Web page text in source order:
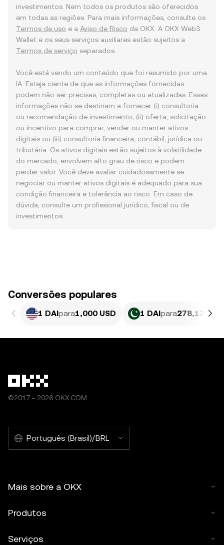
investimentos. Nem todos os produtos são oferecidos
em todas as regiões. Para mais informações, consulte os
Termos de uso e a Aviso de Risco da OKX. A OKX Web3
Wallet e os seus serviços auxiliares estão sujeitos a
Termos de serviço separados.
Você está vendo um conteúdo que foi resumido por uma
IA. Esteja ciente de que as informações fornecidas
podem não ser precisas, completas ou atualizadas. Essas
informações não se destinam a fornecer (i) consultoria
ou recomendação de investimento, (ii) oferta, solicitação
ou incentivo para comprar, vender ou manter ativos
digitais ou (iii) consultoria financeira, contábil, jurídica ou
tributária. Os ativos digitais estão sujeitos à volatilidade
do mercado, envolvem alto grau de risco e podem
perder valor. Você deve avaliar cuidadosamente se
negociar ou manter ativos digitais é adequado para sua
condição financeira e tolerância ao risco. Em caso de
dúvida, consulte um profissional jurídico, fiscal ou de
investimentos.
Conversões populares
1 DAIpara1,000 USD 1 DAIpara278,13 PKR
©2017 - 2026 OKX.COM
Português (Brasil)/BRL
Mais sobre a OKX
Produtos
Serviços